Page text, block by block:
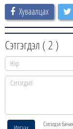
Хуваалцах
Сэтгэгдэл (2 )
Сэтгэгдэл